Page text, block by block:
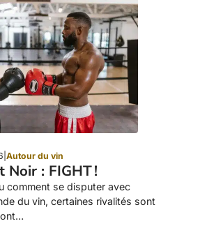
Autour du vin
Noir : FIGHT !
comment se disputer avec
du vin, certaines rivalités sont